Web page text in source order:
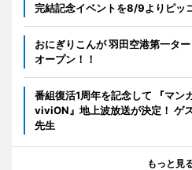
完結記念イベントを8/9よりピッ
おにぎりこんが 羽田空港第一タ
オープン！！
番組復活1周年を記念して 『マ
viviON』地上波放送が決定！ ゲ
先生
もっと見